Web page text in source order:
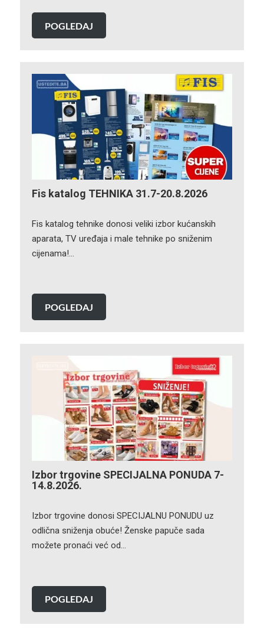
POGLEDAJ
Fis katalog TEHNIKA 31.7-20.8.2026
Fis katalog tehnike donosi veliki izbor kućanskih
aparata, TV uređaja i male tehnike po sniženim
cijenama!…
POGLEDAJ
Izbor trgovine SPECIJALNA PONUDA 7-
14.8.2026.
Izbor trgovine donosi SPECIJALNU PONUDU uz
odlična sniženja obuće! Ženske papuče sada
možete pronaći već od…
POGLEDAJ